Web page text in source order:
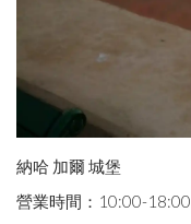
納哈 加爾 城堡
營業時間：10:00-18:00